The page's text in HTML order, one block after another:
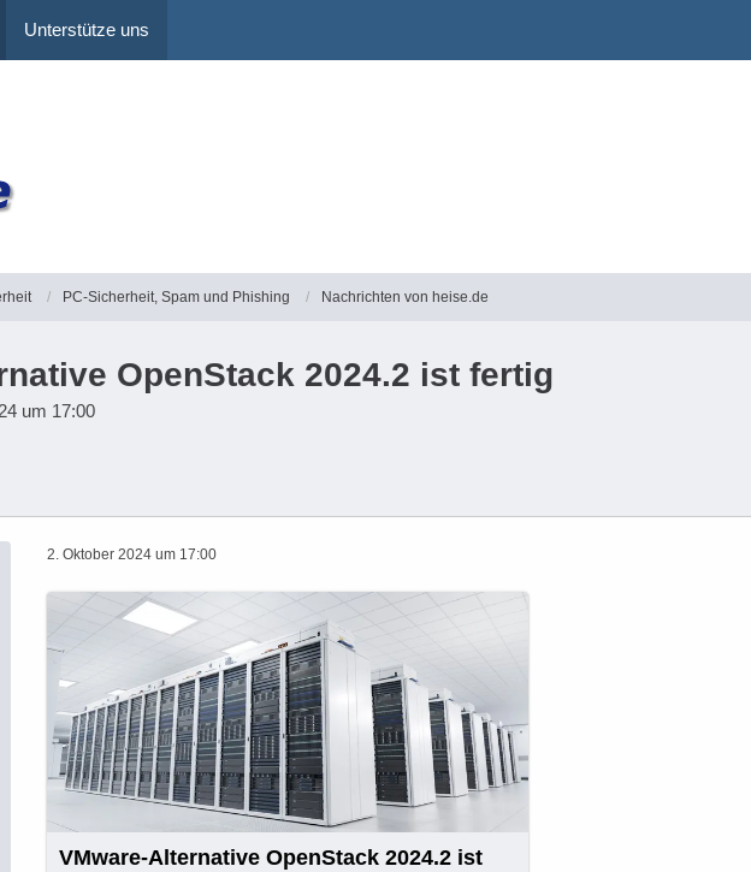
Unterstütze uns
PC-Sicherheit, Spam und Phishing Nachrichten von heise.de
OpenStack 2024.2 ist fertig
um 17:00
2. Oktober 2024 um 17:00
VMware-Alternative OpenStack 2024.2 ist